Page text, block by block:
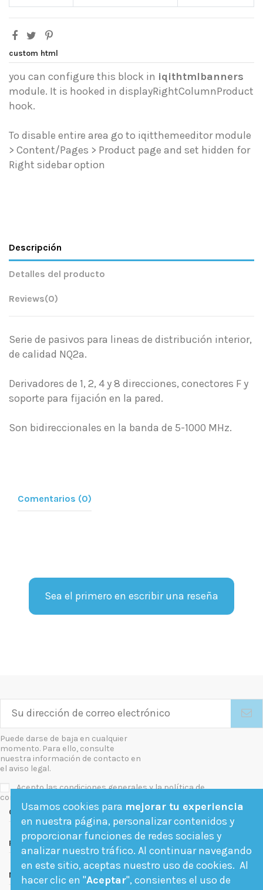
custom html
you can configure this block in iqithtmlbanners
module. It is hooked in displayRightColumnProduct
hook.
To disable entire area go to iqitthemeeditor module
> Content/Pages > Product page and set hidden for
Right sidebar option
Descripción
Detalles del producto
Reviews(0)
Serie de pasivos para lineas de distribución interior,
de calidad NQ2a.
Derivadores de 1, 2, 4 y 8 direcciones, conectores F y
soporte para fijación en la pared.
Son bidireccionales en la banda de 5-1000 MHz.
Comentarios (0)
Sea el primero en escribir una reseña
Puede darse de baja en cualquier
momento. Para ello, consulte
nuestra información de contacto en
el aviso legal.
Acepto las condiciones generales y la política de
confidencialidad
Contact us
Follow us
Newsletter
Usamos cookies para mejorar tu experiencia
en nuestra página, personalizar contenidos y
proporcionar funciones de redes sociales y
analizar nuestro tráfico. Al continuar navegando
en este sitio, aceptas nuestro uso de cookies. Al
hacer clic en "Aceptar", consientes el uso de